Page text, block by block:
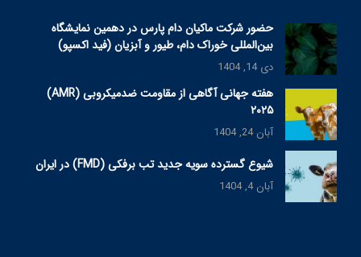
حضور شرکت ماکیان دام پارس در دهمین نمایشگاه
بین‌المللی خوراک دام، طیور و آبزیان (فید اکسپو)
دی 14, 1404
هفته جهانی آگاهی از مقاومت ضدمیکروبی (AMR)
۲۰۲۵
آبان 24, 1404
شیوع گسترده سویه جدید تب برفکی (FMD) در ایران
آبان 4, 1404